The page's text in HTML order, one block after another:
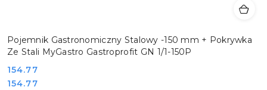
Pojemnik Gastronomiczny Stalowy -150 mm + Pokrywka
Ze Stali MyGastro Gastroprofit GN 1/1-150P
Cena:
154.77
Cena:
154.77